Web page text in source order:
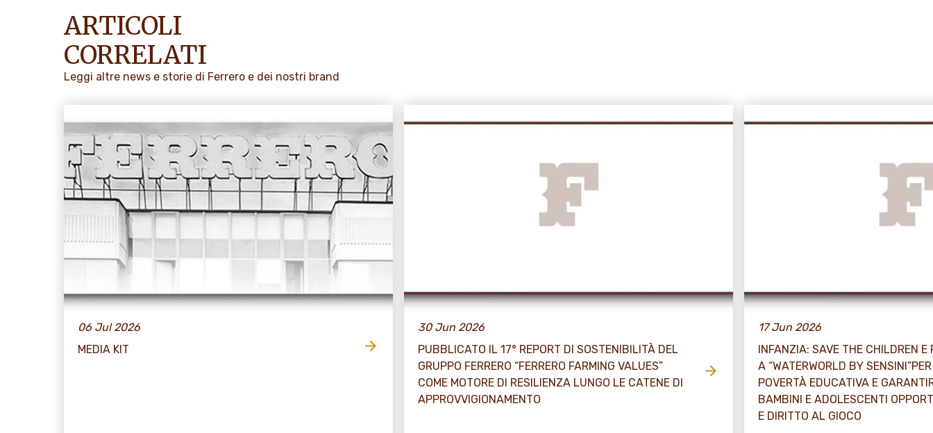
ARTICOLI
CORRELATI
Leggi altre news e storie di Ferrero e dei nostri brand
06 Jul 2026
MEDIA KIT
30 Jun 2026
PUBBLICATO IL 17° REPORT DI SOSTENIBILITÀ DEL
GRUPPO FERRERO “FERRERO FARMING VALUES”
COME MOTORE DI RESILIENZA LUNGO LE CATENE DI
APPROVVIGIONAMENTO
17 Jun 2026
INFANZIA: SAVE THE CHILDREN E
A “WATERWORLD BY
POVERTÀ EDUCATIVA E
BAMBINI E ADOLESCENTI
E DIRITTO AL GIOCO